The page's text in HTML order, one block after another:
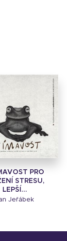
PRO
STRESU,
LEPŠÍ...
Jeřábek